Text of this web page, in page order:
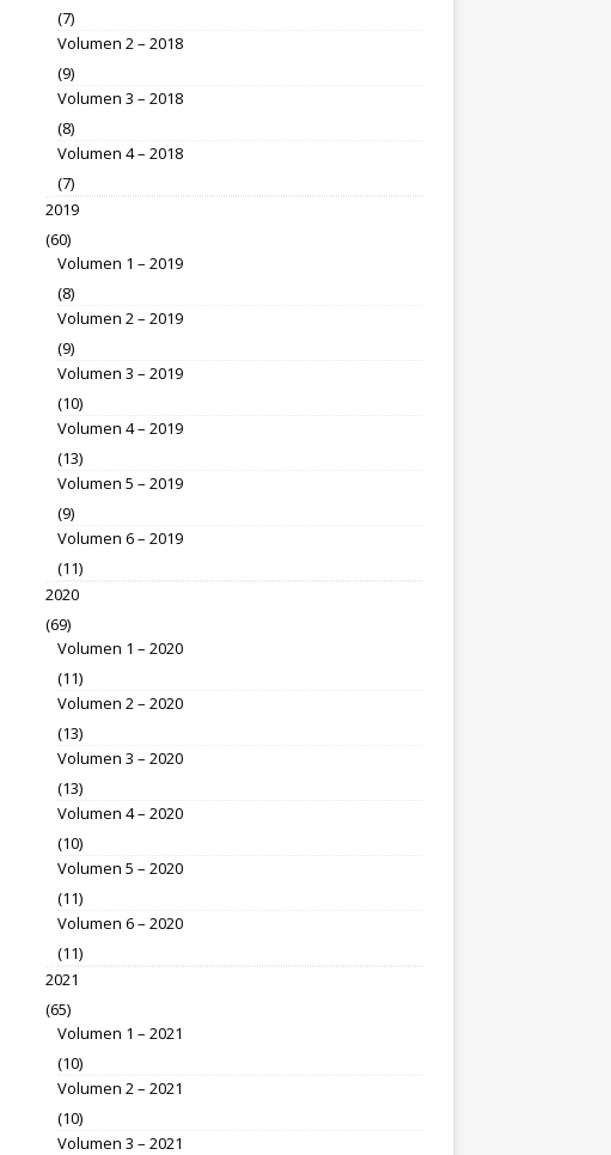
(7)
Volumen 2 – 2018
(9)
Volumen 3 – 2018
(8)
Volumen 4 – 2018
(7)
2019
(60)
Volumen 1 – 2019
(8)
Volumen 2 – 2019
(9)
Volumen 3 – 2019
(10)
Volumen 4 – 2019
(13)
Volumen 5 – 2019
(9)
Volumen 6 – 2019
(11)
2020
(69)
Volumen 1 – 2020
(11)
Volumen 2 – 2020
(13)
Volumen 3 – 2020
(13)
Volumen 4 – 2020
(10)
Volumen 5 – 2020
(11)
Volumen 6 – 2020
(11)
2021
(65)
Volumen 1 – 2021
(10)
Volumen 2 – 2021
(10)
Volumen 3 – 2021